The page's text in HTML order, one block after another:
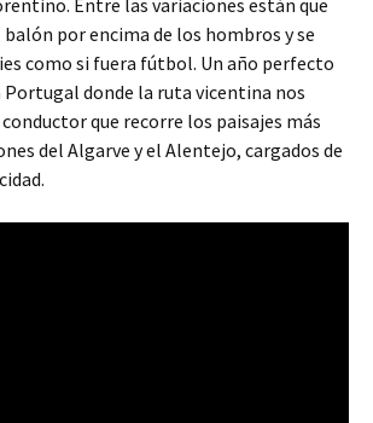
Entre las variaciones están que
balón por encima de los hombros y se
como si fuera fútbol. Un año perfecto
Portugal donde la ruta vicentina nos
que recorre los paisajes más
del Algarve y el Alentejo, cargados de